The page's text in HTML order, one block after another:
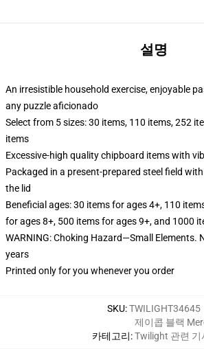
설명
An irresistible household exercise, enjoyable
any puzzle aficionado
Select from 5 sizes: 30 items, 110 items, 252
items
Excessive-high quality chipboard items with
Packaged in a present-prepared steel field
the lid
Beneficial ages: 30 items for ages 4+, 110
for ages 8+, 500 items for ages 9+, and 1000
WARNING: Choking Hazard—Small Elements.
years
Printed only for you whenever you order
SKU:TWILIGHT34645
카테고리:
제이콥 블랙
Twilight 관련 기